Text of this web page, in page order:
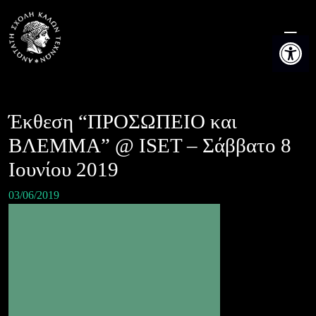
Ανοίξτε
content
Έκθεση “ΠΡΟΣΩΠΕΙΟ και
ΒΛΕΜΜΑ” @ ISET – Σάββατο 8
Ιουνίου 2019
03/06/2019